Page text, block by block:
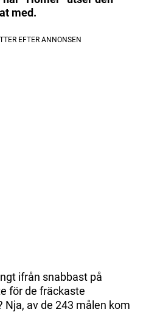
med.
ifrån snabbast på
för de fräckaste
av de 243 målen kom